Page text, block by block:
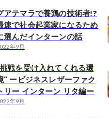
アテマラで養鶏の技術者!?
速で社会起業家になるため
選んだインターンの話
年9月
戦を受け入れてくれる環
" ービジネスレザーファク
リー インターン リタ編ー
年9月